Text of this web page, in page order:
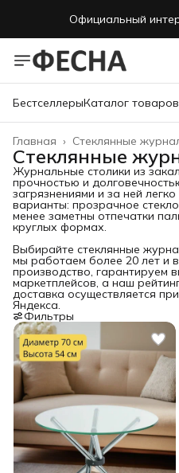
Официальный
Официальный
БестселлерыКаталог товаров
Стеклянные
Главная ›
Стеклянные
Журнальные столики из
прочностью и
загрязнениями и за ней
варианты: прозрачное
менее заметны отпечатки
круглых формах.
Выбирайте стеклянные
мы работаем более 20 лет и
производство, гарантируем
маркетплейсов, а наш
доставка осуществляется
Яндекса.
Фильтры